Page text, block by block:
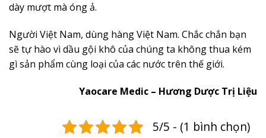
dày mượt mà óng ả.
Người Việt Nam, dùng hàng Việt Nam. Chắc chắn bạn
sẽ tự hào vì dầu gội khô của chúng ta không thua kém
gì sản phẩm cùng loại của các nước trên thế giới.
Yaocare Medic – Hương Dược Trị Liệu
5/5 - (1 bình chọn)